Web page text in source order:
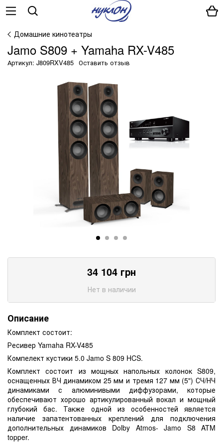
Домашние кинотеатры
Jamo S809 + Yamaha RX-V485
Артикул: J809RXV485 Оставить отзыв
34 104 грн
Нет в наличии
Описание
Комплект состоит:
Ресивер Yamaha RX-V485
Компелект кустики 5.0 Jamo S 809 HCS.
Комплект состоит из мощных напольных колонок S809,
оснащенных ВЧ динамиком 25 мм и тремя 127 мм (5") СЧ/НЧ
динамиками с алюминивыми диффузорами, которые
обеспечивают хорошо артикулированный вокал и мощный
глубокий бас. Также одной из особенностей является
наличие запатентованных креплений для подключения
дополнительных динамиков Dolby Atmos- Jamo S8 ATM
topper.